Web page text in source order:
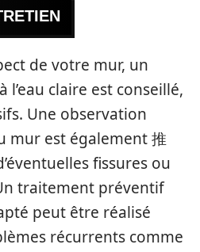
de votre mur, un
claire est conseillé,
Une observation
mur est également 推
fissures ou
traitement préventif
peut être réalisé
récurrents comme